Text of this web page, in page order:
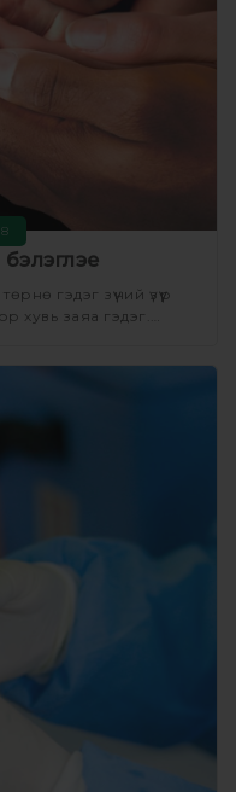
гэдэг зүүний үзүүр
хувь заяа гэдэг.